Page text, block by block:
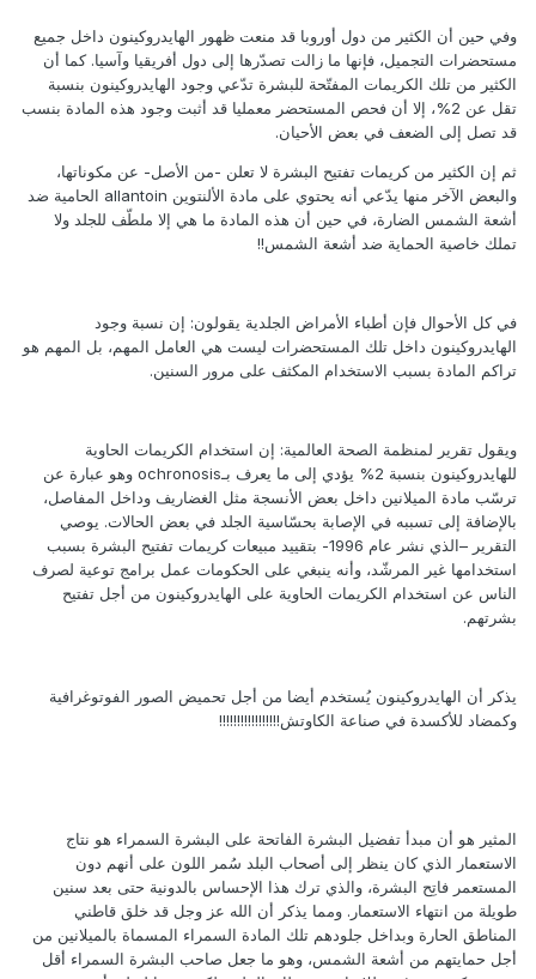
وفي حين أن الكثير من دول أوروبا قد منعت ظهور الهايدروكينون داخل جميع
مستحضرات التجميل، فإنها ما زالت تصدّرها إلى دول أفريقيا وآسيا. كما أن
الكثير من تلك الكريمات المفتّحة للبشرة تدّعي وجود الهايدروكينون بنسبة
تقل عن 2%، إلا أن فحص المستحضر معمليا قد أثبت وجود هذه المادة بنسب
قد تصل إلى الضعف في بعض الأحيان.
ثم إن الكثير من كريمات تفتيح البشرة لا تعلن -من الأصل- عن مكوناتها،
والبعض الآخر منها يدّعي أنه يحتوي على مادة الألنتوين allantoin الحامية ضد
أشعة الشمس الضارة، في حين أن هذه المادة ما هي إلا ملطّف للجلد ولا
تملك خاصية الحماية ضد أشعة الشمس!!
في كل الأحوال فإن أطباء الأمراض الجلدية يقولون: إن نسبة وجود
الهايدروكينون داخل تلك المستحضرات ليست هي العامل المهم، بل المهم هو
تراكم المادة بسبب الاستخدام المكثف على مرور السنين.
ويقول تقرير لمنظمة الصحة العالمية: إن استخدام الكريمات الحاوية
للهايدروكينون بنسبة 2% يؤدي إلى ما يعرف بـochronosis وهو عبارة عن
ترسّب مادة الميلانين داخل بعض الأنسجة مثل الغضاريف وداخل المفاصل،
بالإضافة إلى تسببه في الإصابة بحسّاسية الجلد في بعض الحالات. يوصي
التقرير –الذي نشر عام 1996- بتقييد مبيعات كريمات تفتيح البشرة بسبب
استخدامها غير المرشّد، وأنه ينبغي على الحكومات عمل برامج توعية لصرف
الناس عن استخدام الكريمات الحاوية على الهايدروكينون من أجل تفتيح
بشرتهم.
يذكر أن الهايدروكينون يُستخدم أيضا من أجل تحميض الصور الفوتوغرافية
وكمضاد للأكسدة في صناعة الكاوتش!!!!!!!!!!!!!!!!!
المثير هو أن مبدأ تفضيل البشرة الفاتحة على البشرة السمراء هو نتاج
الاستعمار الذي كان ينظر إلى أصحاب البلد سُمر اللون على أنهم دون
المستعمر فاتِح البشرة، والذي ترك هذا الإحساس بالدونية حتى بعد سنين
طويلة من انتهاء الاستعمار. ومما يذكر أن الله عز وجل قد خلق قاطني
المناطق الحارة وبداخل جلودهم تلك المادة السمراء المسماة بالميلانين من
أجل حمايتهم من أشعة الشمس، وهو ما جعل صاحب البشرة السمراء أقل